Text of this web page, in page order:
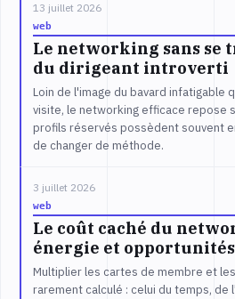
13 juillet 2026
web
Le networking sans se
du dirigeant introverti
Loin de l'image du bavard infatigable
visite, le networking efficace repose
profils réservés possèdent souvent
de changer de méthode.
3 juillet 2026
web
Le coût caché du
énergie et
Multiplier les cartes de membre et
rarement calculé : celui du temps,